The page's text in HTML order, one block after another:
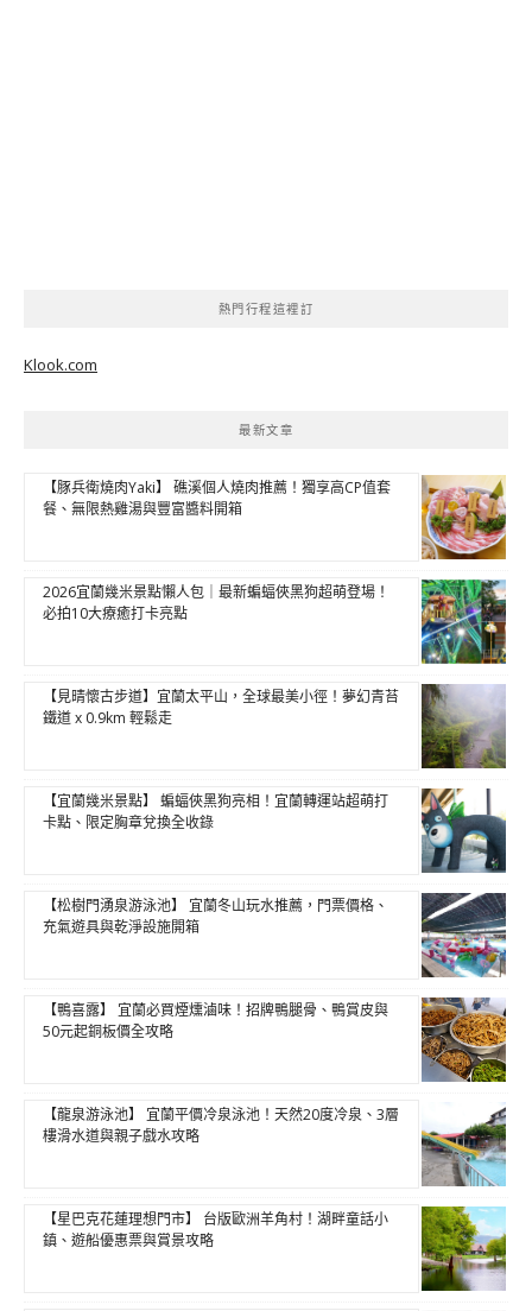
熱門行程這裡訂
Klook.com
最新文章
【豚兵衛燒肉Yaki】 礁溪個人燒肉推薦！獨享高CP值套
餐、無限熱雞湯與豐富醬料開箱
2026宜蘭幾米景點懶人包｜最新蝙蝠俠黑狗超萌登場！
必拍10大療癒打卡亮點
【見晴懷古步道】宜蘭太平山，全球最美小徑！夢幻青苔
鐵道 x 0.9km 輕鬆走
【宜蘭幾米景點】 蝙蝠俠黑狗亮相！宜蘭轉運站超萌打
卡點、限定胸章兌換全收錄
【松樹門湧泉游泳池】 宜蘭冬山玩水推薦，門票價格、
充氣遊具與乾淨設施開箱
【鴨喜露】 宜蘭必買煙燻滷味！招牌鴨腿骨、鴨賞皮與
50元起銅板價全攻略
【龍泉游泳池】 宜蘭平價冷泉泳池！天然20度冷泉、3層
樓滑水道與親子戲水攻略
【星巴克花蓮理想門市】 台版歐洲羊角村！湖畔童話小
鎮、遊船優惠票與賞景攻略